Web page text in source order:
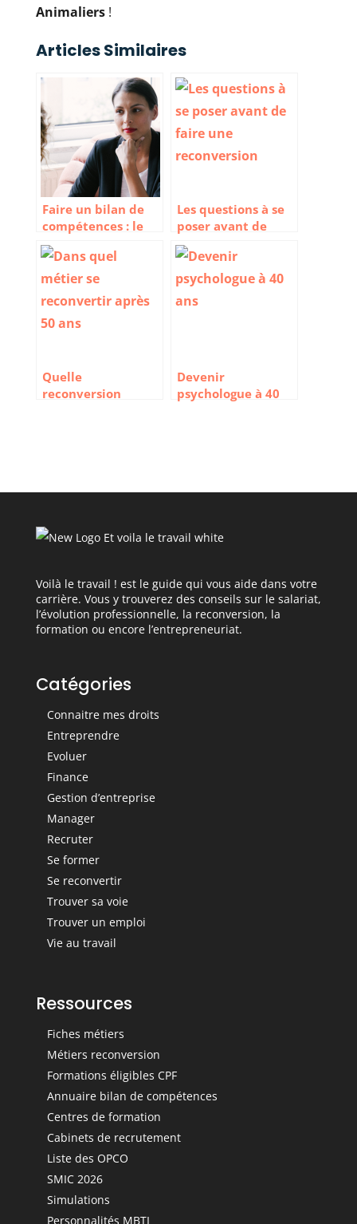
Animaliers!
Articles Similaires
Faire un bilan de
compétences : le
guide complet
Les questions à se
poser avant de
faire une
reconversion
professionnelle
Quelle
reconversion
Devenir
psychologue à 40
Voilà le travail ! est le guide qui vous aide dans votre
carrière. Vous y trouverez des conseils sur le salariat,
l’évolution professionnelle, la reconversion, la
formation ou encore l’entrepreneuriat.
Catégories
Connaitre mes droits
Entreprendre
Evoluer
Finance
Gestion d’entreprise
Manager
Recruter
Se former
Se reconvertir
Trouver sa voie
Trouver un emploi
Vie au travail
Ressources
Fiches métiers
Métiers reconversion
Formations éligibles CPF
Annuaire bilan de compétences
Centres de formation
Cabinets de recrutement
Liste des OPCO
SMIC 2026
Simulations
Personnalités MBTI